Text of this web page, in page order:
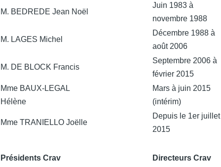
M. BEDREDE Jean Noël
Juin 1983 à
novembre 1988
M. LAGES Michel
Décembre 1988 à
août 2006
M. DE BLOCK Francis
Septembre 2006 à
février 2015
Mme BAUX-LEGAL
Hélène
Mars à juin 2015
(intérim)
Mme TRANIELLO Joëlle
Depuis le 1er juillet
2015
Présidents Crav Directeurs Crav